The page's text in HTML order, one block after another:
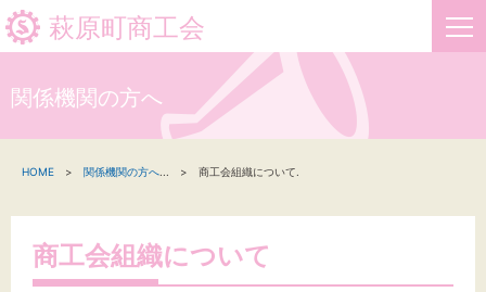
萩原町商工会
新着情報
関係機関の方へ
関係機関の方へ
HOME 関係機関の方へ 商工会組織について.
商工会組織について